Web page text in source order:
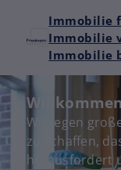
Immobilie
Immobilie
Immobilie
Wir legen
zu schaffen,
herausfordert